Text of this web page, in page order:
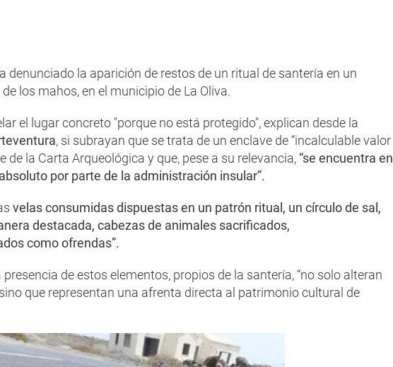
denunciado la aparición de restos de un ritual de santería en un
los mahos, en el municipio de La Oliva.
el lugar concreto "porque no está protegido", explican desde la
, si subrayan que se trata de un enclave de “incalculable valor
de la Carta Arqueológica y que, pese a su relevancia, “se encuentra en
por parte de la administración insular”.
velas consumidas dispuestas en un patrón ritual, un círculo de sal,
destacada, cabezas de animales sacrificados,
como ofrendas”.
de estos elementos, propios de la santería, “no solo alteran
que representan una afrenta directa al patrimonio cultural de